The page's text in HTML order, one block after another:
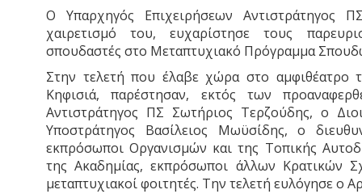
Ο Υπαρχηγός Επιχειρήσεων Αντιστράτηγος
χαιρετισμό του, ευχαρίστησε τους
σπουδαστές στο Μεταπτυχιακό Πρόγραμμα
Στην τελετή που έλαβε χώρα στο αμφιθέατρο
Κηφισιά, παρέστησαν, εκτός των
Αντιστράτηγος ΠΣ Σωτήριος Τερζούδης, ο
Υποστράτηγος Βασίλειος Μωϋσίδης, ο
εκπρόσωποι Οργανισμών και της Τοπικής
της Ακαδημίας, εκπρόσωποι άλλων Κρατικών
μεταπτυχιακοί φοιτητές. Την τελετή ευλόγησε ο